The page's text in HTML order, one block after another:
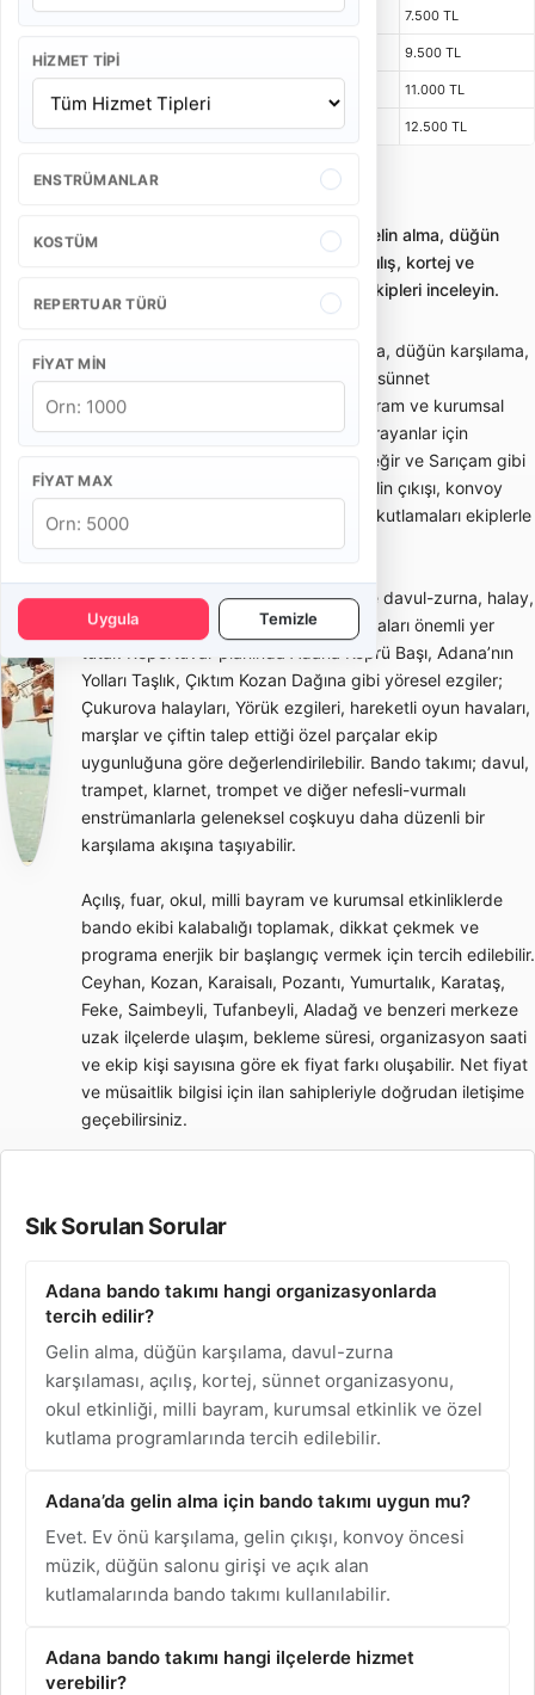
HIZMET TIPI
ENSTRÜMANLAR
KOSTÜM
REPERTUAR TÜRÜ
FIYAT MIN
FIYAT MAX
Uygula Temizle
4 Kişi 1 Saat 15 Dakika 55 Dakika 7.500 TL
5 Kişi 9.500 TL
11.000 TL
7 Kişi 1 Saat 15 Dakika 55 Dakika 12.500 TL
Adana bando takımı seçenekleriyle gelin alma, düğün
bandosu, davul-zurna karşılaması, açılış, kortej ve
kurumsal etkinlikler için profesyonel ekipleri inceleyin.
Adana bando takımı sayfası; gelin alma, düğün karşılama,
davul-zurna karşılaması, açılış, kortej, sünnet
organizasyonu, okul etkinliği, milli bayram ve kurumsal
davetlerde canlı bando performansı arayanlar için
hazırlanmıştır. Seyhan, Çukurova, Yüreğir ve Sarıçam gibi
merkez ilçelerde ev önü karşılama, gelin çıkışı, konvoy
öncesi müzik, salon girişi ve açık alan kutlamaları ekiplerle
Adana ve Çukurova düğün kültüründe davul-zurna, halay,
üçayak, çiftetelli, zeybek ve oyun havaları önemli yer
tutar. Repertuvar planında Adana Köprü Başı, Adana’nın
Yolları Taşlık, Çıktım Kozan Dağına gibi yöresel ezgiler;
Çukurova halayları, Yörük ezgileri, hareketli oyun havaları,
marşlar ve çiftin talep ettiği özel parçalar ekip
uygunluğuna göre değerlendirilebilir. Bando takımı; davul,
trampet, klarnet, trompet ve diğer nefesli-vurmalı
enstrümanlarla geleneksel coşkuyu daha düzenli bir
karşılama akışına taşıyabilir.
Açılış, fuar, okul, milli bayram ve kurumsal etkinliklerde
bando ekibi kalabalığı toplamak, dikkat çekmek ve
programa enerjik bir başlangıç vermek için tercih edilebilir.
Ceyhan, Kozan, Karaisalı, Pozantı, Yumurtalık, Karataş,
Feke, Saimbeyli, Tufanbeyli, Aladağ ve benzeri merkeze
uzak ilçelerde ulaşım, bekleme süresi, organizasyon saati
ve ekip kişi sayısına göre ek fiyat farkı oluşabilir. Net fiyat
ve müsaitlik bilgisi için ilan sahipleriyle doğrudan iletişime
geçebilirsiniz.
Sık Sorulan Sorular
Adana bando takımı hangi organizasyonlarda
tercih edilir?
Gelin alma, düğün karşılama, davul-zurna
karşılaması, açılış, kortej, sünnet organizasyonu,
okul etkinliği, milli bayram, kurumsal etkinlik ve özel
kutlama programlarında tercih edilebilir.
Adana’da gelin alma için bando takımı uygun mu?
Evet. Ev önü karşılama, gelin çıkışı, konvoy öncesi
müzik, düğün salonu girişi ve açık alan
kutlamalarında bando takımı kullanılabilir.
Adana bando takımı hangi ilçelerde hizmet
verebilir?